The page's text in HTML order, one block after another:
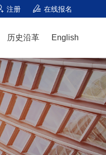
注册 在线报名
历史沿革 English